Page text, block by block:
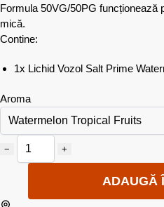
Formula 50VG/50PG funcționează
mică.
Contine:
1x Lichid Vozol Salt Prime
Aroma
− +
ADAUGĂ